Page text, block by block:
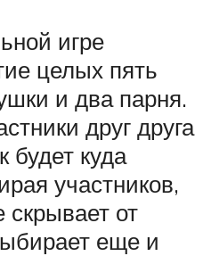
игре
целых пять
и два парня.
друг друга
будет куда
участников,
от
еще и